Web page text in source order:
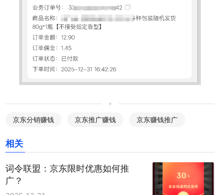
京东分销赚钱 京东推广赚钱 京东赚钱推广
相关
词令联盟：京东限时优惠如何推
广？